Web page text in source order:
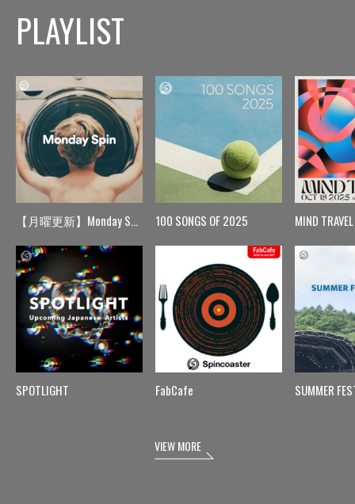
PLAYLIST
【月曜更新】Monday Spin
SPOTLIGHT
100 SONGS OF 2025
FabCafe
MIND TRAVEL
SUMMER
VIEW MORE